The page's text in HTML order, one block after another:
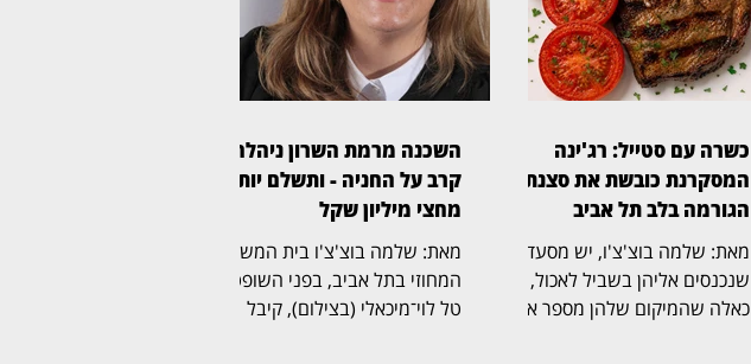
כשרה עם סטייל: רג'ינה
המסקרנת כובשת את סצנת
הגורמה בלב תל אביב
מאת: שלמה בוצ'צ'ו, יש מסעדות
שנכנסים אליהן בשביל לאכול, ויש
כאלה שהמיקום שלהן מספר את
השכנה מרמת השרון ניהלה
קרב על החניה - ותשלם יותר
מחצי מיליון שקל
מאת: שלמה בוצ'צ'ו בית המשפט
המחוזי בתל אביב, בפני השופטת
טל לוי־מיכאלי (בצילום), קיבל